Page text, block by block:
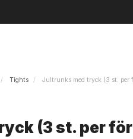
Tights Jultrunks med tryck (3 st. per
(3 st. per